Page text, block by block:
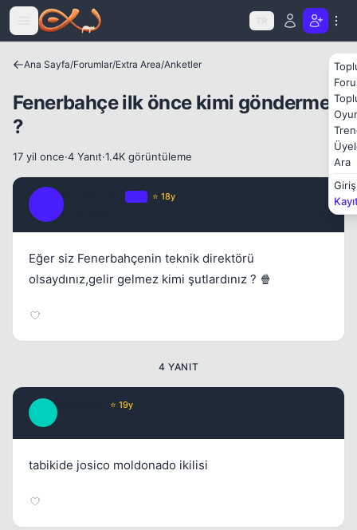
Icerige atla
TR
Ara
Giriş
Ana Sayfa/Forumlar/Extra Area/Anketler
Fenerbahçe ilk önce kimi göndermeli
?
17 yil once·4 Yanıt·1.4K görüntüleme
⭐ 18y
Eğer siz Fenerbahçenin teknik direktörü
olsaydınız,gelir gelmez kimi şutlardınız ? 🍿
4 YANIT
⭐ 19y
tabikide josico moldonado ikilisi
Kapat